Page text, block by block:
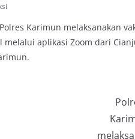
Polres Karimun melaksanakan
aplikasi Zoom dari